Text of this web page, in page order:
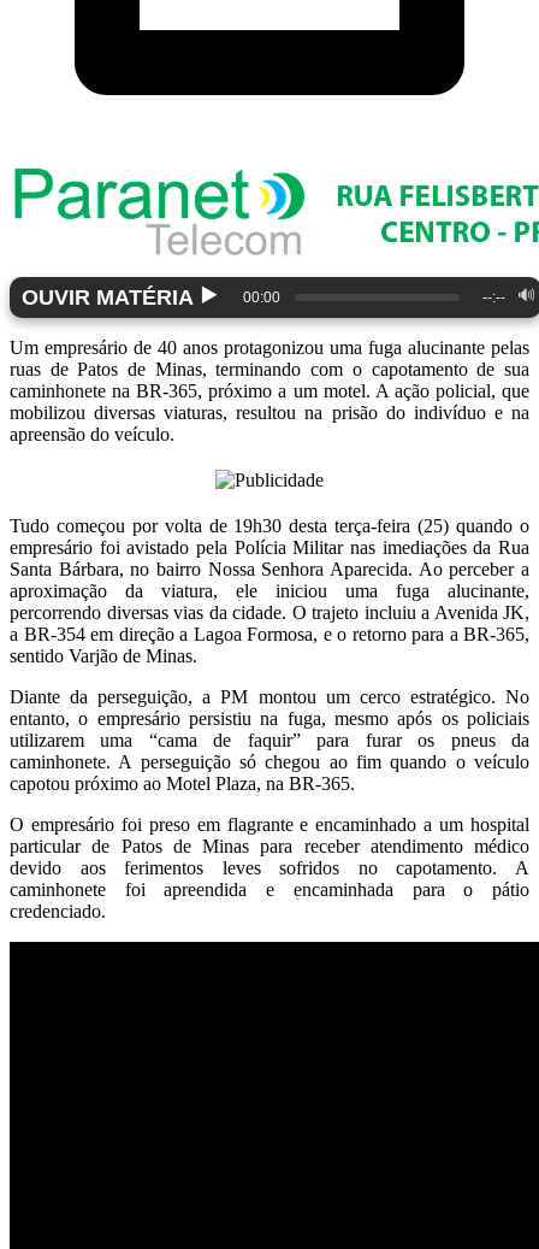
OUVIR MATÉRIA ▶️ 00:00 --:-- 🔊
Um empresário de 40 anos protagonizou uma fuga alucinante pelas
ruas de Patos de Minas, terminando com o capotamento de sua
caminhonete na BR-365, próximo a um motel. A ação policial, que
mobilizou diversas viaturas, resultou na prisão do indivíduo e na
apreensão do veículo.
Tudo começou por volta de 19h30 desta terça-feira (25) quando o
empresário foi avistado pela Polícia Militar nas imediações da Rua
Santa Bárbara, no bairro Nossa Senhora Aparecida. Ao perceber a
aproximação da viatura, ele iniciou uma fuga alucinante,
percorrendo diversas vias da cidade. O trajeto incluiu a Avenida JK,
a BR-354 em direção a Lagoa Formosa, e o retorno para a BR-365,
sentido Varjão de Minas.
Diante da perseguição, a PM montou um cerco estratégico. No
entanto, o empresário persistiu na fuga, mesmo após os policiais
utilizarem uma “cama de faquir” para furar os pneus da
caminhonete. A perseguição só chegou ao fim quando o veículo
capotou próximo ao Motel Plaza, na BR-365.
O empresário foi preso em flagrante e encaminhado a um hospital
particular de Patos de Minas para receber atendimento médico
devido aos ferimentos leves sofridos no capotamento. A
caminhonete foi apreendida e encaminhada para o pátio
credenciado.